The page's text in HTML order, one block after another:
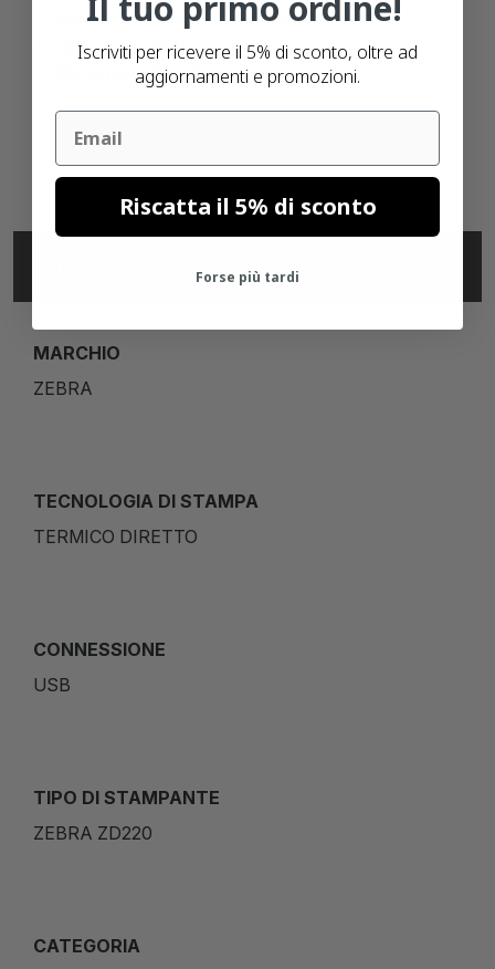
Facile da collegare con file Excel o CSV
Supporto per RFID
Utilizza modelli intelligenti
SPECIFICHE TECNICHE
MARCHIO
ZEBRA
TECNOLOGIA DI STAMPA
TERMICO DIRETTO
CONNESSIONE
USB
TIPO DI STAMPANTE
ZEBRA ZD220
CATEGORIA
Iscriviti per ricevere il 5% di sconto, oltre ad
aggiornamenti e promozioni.
Email
Riscatta il 5% di sconto
Forse più tardi